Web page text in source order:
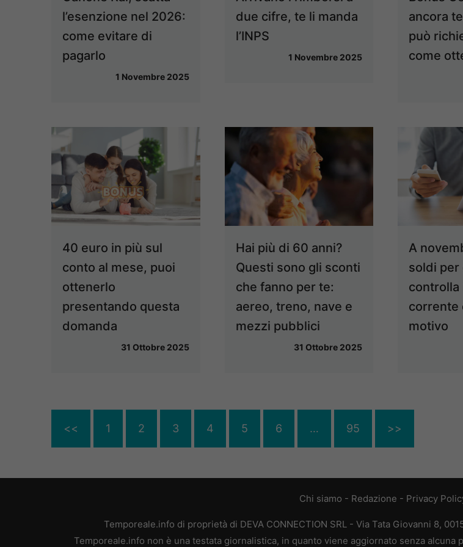
l’esenzione nel 2026:
come evitare di
pagarlo
1 Novembre 2025
due cifre, te li manda
l’INPS
1 Novembre 2025
ancora
può
come
40 euro in più sul
conto al mese, puoi
ottenerlo
presentando questa
domanda
31 Ottobre 2025
Hai più di 60 anni?
Questi sono gli sconti
che fanno per te:
aereo, treno, nave e
mezzi pubblici
31 Ottobre 2025
A
soldi per
controlla
corrente
motivo
<< 1 2 3 4 5 6 … 95 >>
Chi siamo - Redazione - Privacy
Temporeale.info di proprietà di DEVA CONNECTION SRL - Via Tata Giovanni 8,
Temporeale.info non è una testata giornalistica, in quanto viene aggiornato senza